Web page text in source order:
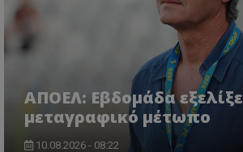
ΑΠΟΕΛ: Εβδομάδα
μεταγραφικό μέτωπο
10.08.2026 - 08:22